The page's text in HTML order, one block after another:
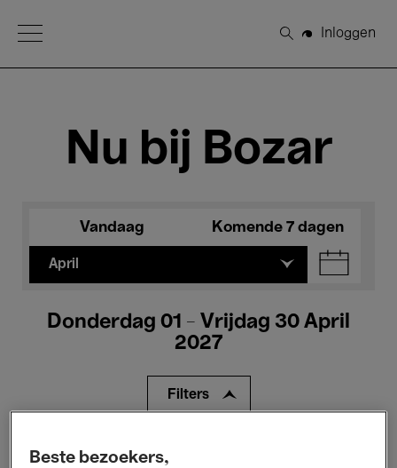
Open Menu
Zoeken
Inloggen
Nu bij Bozar
Vandaag Komende 7 dagen
April
Donderdag 01 - Vrijdag 30 April
2027
Filters
Alle evenementen
Beste bezoekers,